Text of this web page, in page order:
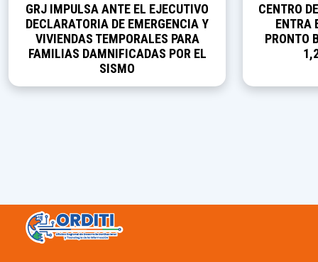
GRJ IMPULSA ANTE EL EJECUTIVO
DECLARATORIA DE EMERGENCIA Y
VIVIENDAS TEMPORALES PARA
FAMILIAS DAMNIFICADAS POR EL
SISMO
CENTRO
ENTRA
PRONTO